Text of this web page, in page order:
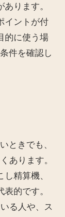
ります。
イントが付
的に使う場
件を確認し
ときでも、
あります。
精算機、
的です。
る人や、ス